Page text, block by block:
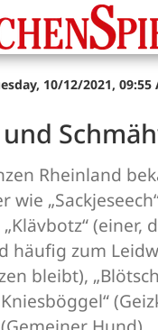
10/12/2021, 09:55
Rheinland
wie
(einer,
häufig zum
bleibt),